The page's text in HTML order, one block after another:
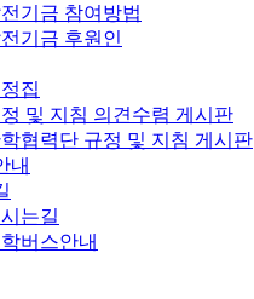
기금 참여방법
기금 후원인
집
및 지침 의견수렴 게시판
협력단 규정 및 지침 게시판
내
는길
버스안내